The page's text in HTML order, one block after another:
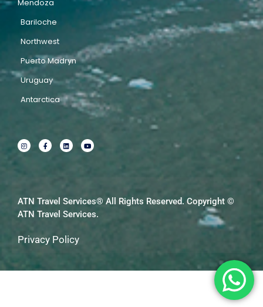
Mendoza
Bariloche
Northwest
Puerto Madryn
Uruguay
Antarctica
I
n
s
F
a
c
f
L
i
n
Y
o
u
ATN Travel Services® All Rights Reserved. Copyright ©
ATN Travel Services.
Privacy Policy